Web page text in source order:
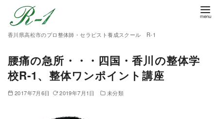
香川県高松市のプロ整体師・セラピスト養成スクール R-1
腰痛の急所・・・四国・香川の整体学
校R-1、整体ワンポイント講座
2017年7月6日 2019年7月1日 未分類